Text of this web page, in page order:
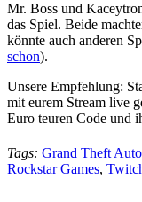
Mr. Boss und
das Spiel. Beide
könnte auch anderen
schon).
Unsere Empfehlung:
mit eurem Stream live
Euro teuren Code und
Tags: Grand Theft Auto
Rockstar Games,